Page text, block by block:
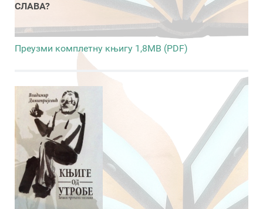
СЛАВА?
Преузми комплетну књигу 1,8MB (PDF)